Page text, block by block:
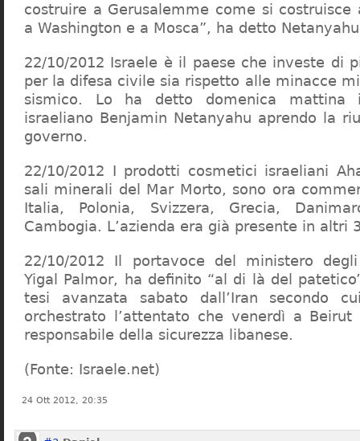
costruire a Gerusalemme come si costruisce
a Washington e a Mosca”, ha detto
22/10/2012 Israele è il paese che investe di
per la difesa civile sia rispetto alle minacce
sismico. Lo ha detto domenica mattina
israeliano Benjamin Netanyahu aprendo la
governo.
22/10/2012 I prodotti cosmetici israeliani
sali minerali del Mar Morto, sono ora
Italia, Polonia, Svizzera, Grecia,
Cambogia. L’azienda era già presente in altri
22/10/2012 Il portavoce del ministero
Yigal Palmor, ha definito “al di là del
tesi avanzata sabato dall’Iran secondo
orchestrato l’attentato che venerdì a
responsabile della sicurezza libanese.
(Fonte: Israele.net)
24 Ott 2012, 20:35